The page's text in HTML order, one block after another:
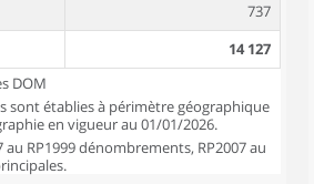
737
14 127
DOM
sont établies à périmètre géographique
en vigueur au 01/01/2026.
au RP1999 dénombrements, RP2007 au